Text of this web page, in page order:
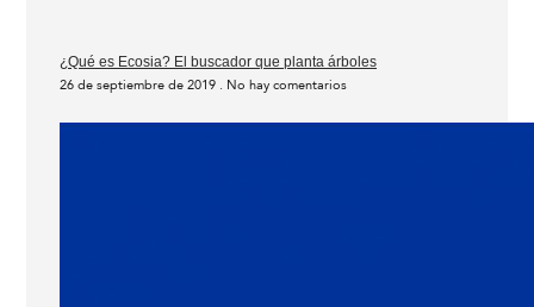
¿Qué es Ecosia? El buscador que planta árboles
26 de septiembre de 2019 No hay comentarios